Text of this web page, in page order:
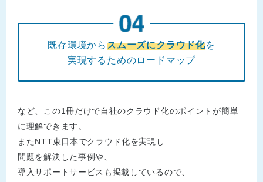
既存環境からスムーズにクラウド化を
実現するためのロードマップ
など、この1冊だけで自社のクラウド化のポイントが簡単
に理解できます。
またNTT東日本でクラウド化を実現し
問題を解決した事例や、
導入サポートサービスも掲載しているので、